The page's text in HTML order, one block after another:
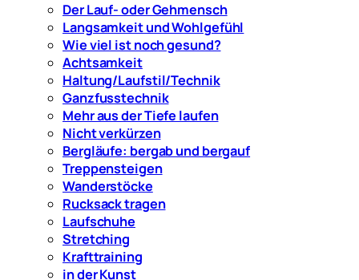
Der Lauf- oder Gehmensch
Langsamkeit und Wohlgefühl
Wie viel ist noch gesund?
Achtsamkeit
Haltung/Laufstil/Technik
Ganzfusstechnik
Mehr aus der Tiefe laufen
Nicht verkürzen
Bergläufe: bergab und bergauf
Treppensteigen
Wanderstöcke
Rucksack tragen
Laufschuhe
Stretching
Krafttraining
in der Kunst